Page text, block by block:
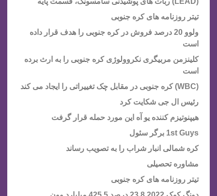
تیتر روزنامه های کره جنوبی
ولوو 20 درصد فروش در کره جنوبی را هدف قرار داده
است
کلینزمن مربیگری نکروولوژی کره جنوبی را به ارث برده
است
رئیس ال جی شکایت کرد
هیپنوتیزم کننده یو آه این مورد حمله قرار گرفت
1st Guys برگر سئول
کره شمالی انبار شراب را به تصویب رساند
مشاوره تحصیلی
تیتر روزنامه های کره جنوبی